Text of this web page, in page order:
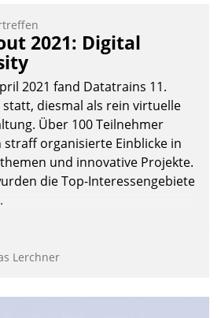
2021: Digital
2021 fand Datatrains 11.
diesmal als rein virtuelle
Über 100 Teilnehmer
straff organisierte Einblicke in
und innovative Projekte.
die Top-Interessengebiete
Lerchner